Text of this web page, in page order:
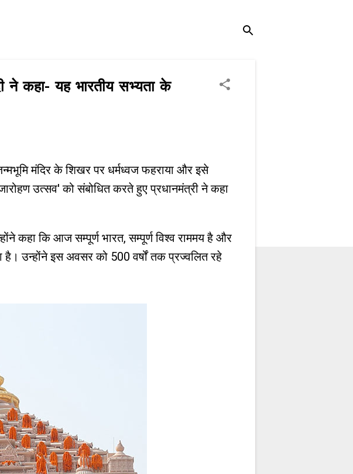
ने कहा- यह भारतीय सभ्यता के
मंदिर के शिखर पर धर्मध्वज फहराया और इसे
उत्सव' को संबोधित करते हुए प्रधानमंत्री ने कहा
कहा कि आज सम्पूर्ण भारत, सम्पूर्ण विश्व राममय है और
है। उन्होंने इस अवसर को 500 वर्षों तक प्रज्वलित रहे